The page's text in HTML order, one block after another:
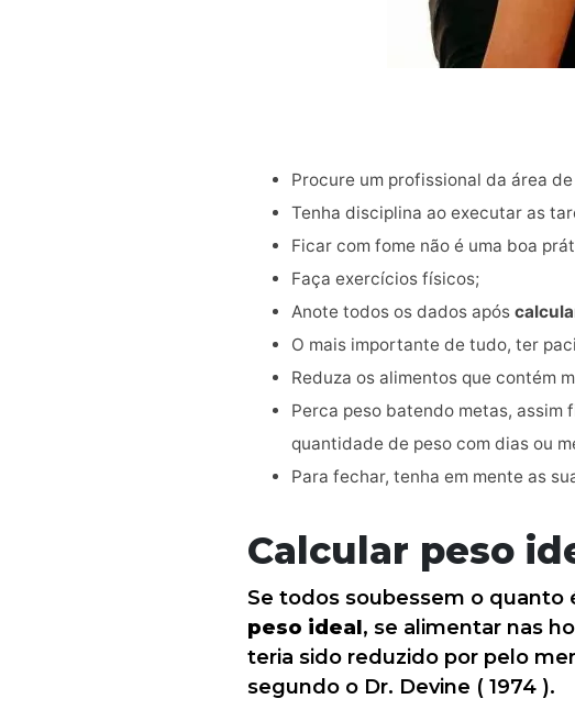
Procure um profissional da área
Tenha disciplina ao executar as
Ficar com fome não é uma boa
Faça exercícios físicos;
Anote todos os dados após
O mais importante de tudo, ter
Reduza os alimentos que contém
Perca peso batendo metas, assim
quantidade de peso com dias ou
Para fechar, tenha em mente as
Calcular peso
Se todos soubessem o
peso ideal, se alimentar nas
teria sido reduzido por pelo
segundo o Dr. Devine ( 1974 ).